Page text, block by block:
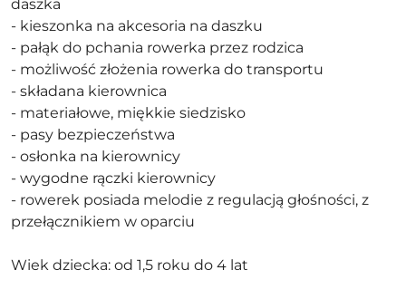
daszka
- kieszonka na akcesoria na daszku
- pałąk do pchania rowerka przez rodzica
- możliwość złożenia rowerka do transportu
- składana kierownica
- materiałowe, miękkie siedzisko
- pasy bezpieczeństwa
- osłonka na kierownicy
- wygodne rączki kierownicy
- rowerek posiada melodie z regulacją głośności, z
przełącznikiem w oparciu
Wiek dziecka: od 1,5 roku do 4 lat